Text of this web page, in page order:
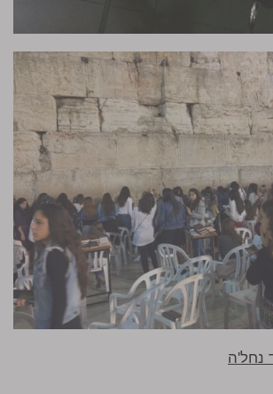
נחל'ה